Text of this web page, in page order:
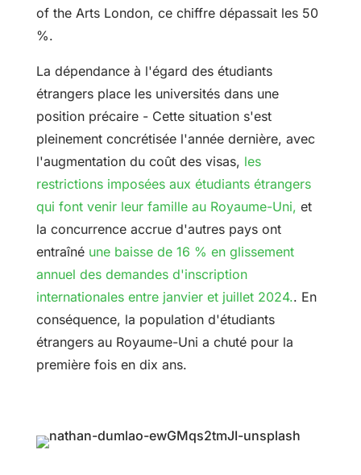
of the Arts London, ce chiffre dépassait les 50
%.
La dépendance à l'égard des étudiants
étrangers place les universités dans une
position précaire - Cette situation s'est
pleinement concrétisée l'année dernière, avec
l'augmentation du coût des visas, les
restrictions imposées aux étudiants étrangers
qui font venir leur famille au Royaume-Uni, et
la concurrence accrue d'autres pays ont
entraînéune baisse de 16 % en glissement
annuel des demandes d'inscription
internationales entre janvier et juillet 2024.. En
conséquence, la population d'étudiants
étrangers au Royaume-Uni a chuté pour la
première fois en dix ans.